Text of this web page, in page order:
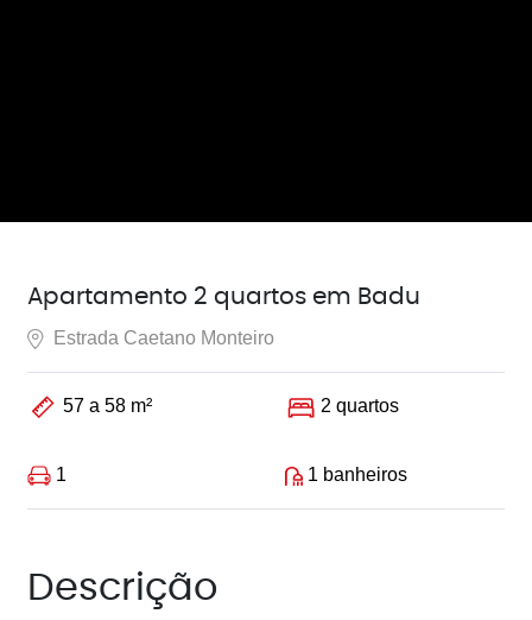
Apartamento 2 quartos em Badu
Estrada Caetano Monteiro
57 a 58 m² 2 quartos
1 1 banheiros
Descrição